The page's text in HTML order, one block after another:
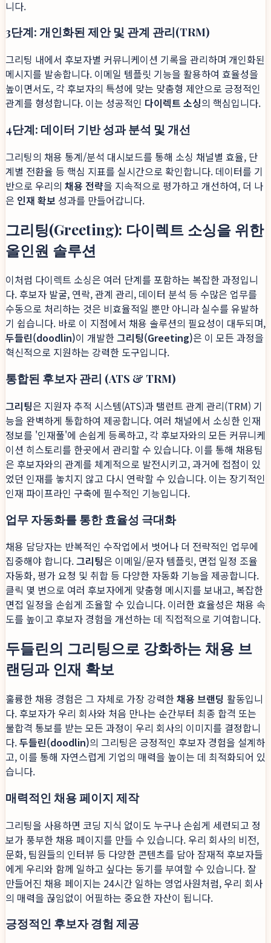
니다.
3단계: 개인화된 제안 및 관계 관리(TRM)
그리팅 내에서 후보자별 커뮤니케이션 기록을 관리하며 개인화된
메시지를 발송합니다. 이메일 템플릿 기능을 활용하여 효율성을
높이면서도, 각 후보자의 특성에 맞는 맞춤형 제안으로 긍정적인
관계를 형성합니다. 이는 성공적인 다이렉트 소싱의 핵심입니다.
4단계: 데이터 기반 성과 분석 및 개선
그리팅의 채용 통계/분석 대시보드를 통해 소싱 채널별 효율, 단
계별 전환율 등 핵심 지표를 실시간으로 확인합니다. 데이터를 기
반으로 우리의 채용 전략을 지속적으로 평가하고 개선하여, 더 나
은 인재 확보 성과를 만들어갑니다.
그리팅(Greeting): 다이렉트 소싱을 위한
올인원 솔루션
이처럼 다이렉트 소싱은 여러 단계를 포함하는 복잡한 과정입니
다. 후보자 발굴, 연락, 관계 관리, 데이터 분석 등 수많은 업무를
수동으로 처리하는 것은 비효율적일 뿐만 아니라 실수를 유발하
기 쉽습니다. 바로 이 지점에서 채용 솔루션의 필요성이 대두되며,
두들린(doodlin)이 개발한그리팅(Greeting)은 이 모든 과정을
혁신적으로 지원하는 강력한 도구입니다.
통합된 후보자 관리 (ATS & TRM)
그리팅은 지원자 추적 시스템(ATS)과 탤런트 관계 관리(TRM) 기
능을 완벽하게 통합하여 제공합니다. 여러 채널에서 소싱한 인재
정보를 '인재풀'에 손쉽게 등록하고, 각 후보자와의 모든 커뮤니케
이션 히스토리를 한곳에서 관리할 수 있습니다. 이를 통해 채용팀
은 후보자와의 관계를 체계적으로 발전시키고, 과거에 접점이 있
었던 인재를 놓치지 않고 다시 연락할 수 있습니다. 이는 장기적인
인재 파이프라인 구축에 필수적인 기능입니다.
업무 자동화를 통한 효율성 극대화
채용 담당자는 반복적인 수작업에서 벗어나 더 전략적인 업무에
집중해야 합니다.그리팅은 이메일/문자 템플릿, 면접 일정 조율
자동화, 평가 요청 및 취합 등 다양한 자동화 기능을 제공합니다.
클릭 몇 번으로 여러 후보자에게 맞춤형 메시지를 보내고, 복잡한
면접 일정을 손쉽게 조율할 수 있습니다. 이러한 효율성은 채용 속
도를 높이고 후보자 경험을 개선하는 데 직접적으로 기여합니다.
두들린의 그리팅으로 강화하는 채용 브
랜딩과 인재 확보
훌륭한 채용 경험은 그 자체로 가장 강력한채용 브랜딩 활동입니
다. 후보자가 우리 회사와 처음 만나는 순간부터 최종 합격 또는
불합격 통보를 받는 모든 과정이 우리 회사의 이미지를 결정합니
다.두들린(doodlin)의 그리팅은 긍정적인 후보자 경험을 설계하
고, 이를 통해 자연스럽게 기업의 매력을 높이는 데 최적화되어 있
습니다.
매력적인 채용 페이지 제작
그리팅을 사용하면 코딩 지식 없이도 누구나 손쉽게 세련되고 정
보가 풍부한 채용 페이지를 만들 수 있습니다. 우리 회사의 비전,
문화, 팀원들의 인터뷰 등 다양한 콘텐츠를 담아 잠재적 후보자들
에게 우리와 함께 일하고 싶다는 동기를 부여할 수 있습니다. 잘
만들어진 채용 페이지는 24시간 일하는 영업사원처럼, 우리 회사
의 매력을 끊임없이 어필하는 중요한 자산이 됩니다.
긍정적인 후보자 경험 제공